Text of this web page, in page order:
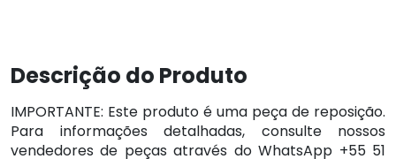
Descrição do Produto
IMPORTANTE: Este produto é uma peça de reposição.
Para informações detalhadas, consulte nossos
vendedores de peças através do WhatsApp +55 51